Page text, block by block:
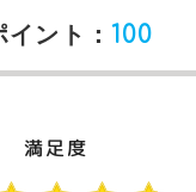
イント： 100
満足度